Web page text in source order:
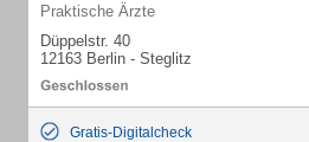
Praktische Ärzte
Düppelstr. 40
12163 Berlin - Steglitz
Gratis-Digitalcheck